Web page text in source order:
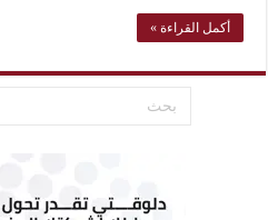
أكمل القراءة »